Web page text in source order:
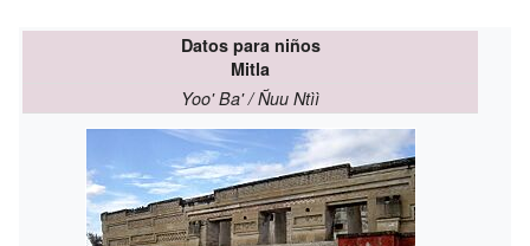
Datos para niños
Mitla
Yoo' Ba' / Ñuu Ntìì